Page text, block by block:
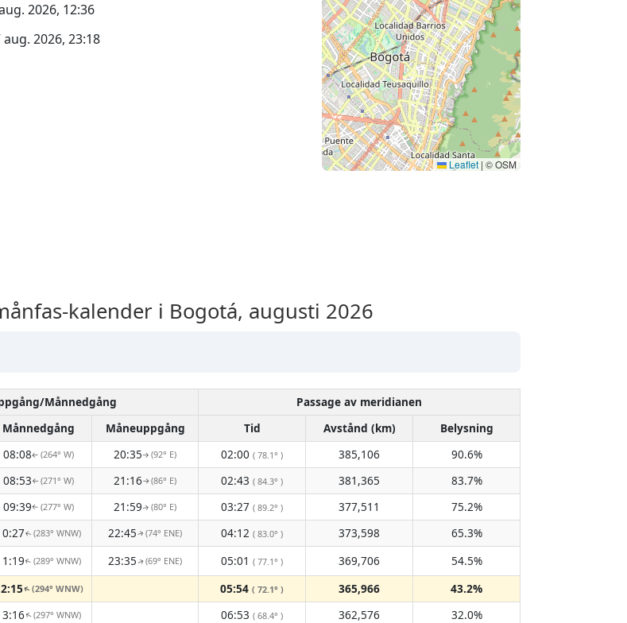
2026, 12:36
aug. 2026, 23:18
Leaflet | © OSM
kalender i Bogotá, augusti 2026
Månnedgång
Passage av meridianen
Månnedgång Måneuppgång Tid Avstånd (km)
Belysning
08:08↑(264° W) 20:35↑(92° E) 02:00 ( 78.1° ) 385,106
90.6%
08:53↑(271° W) 21:16↑(86° E) 02:43 ( 84.3° ) 381,365
83.7%
09:39↑(277° W) 21:59↑(80° E) 03:27 ( 89.2° ) 377,511
75.2%
↑(283° WNW) 22:45↑(74° ENE) 04:12 ( 83.0° ) 373,598
65.3%
↑(289° WNW) 23:35↑(69° ENE) 05:01 ( 77.1° ) 369,706
54.5%
↑(294° WNW) 05:54 ( 72.1° ) 365,966
43.2%
↑(297° WNW) 06:53 ( 68.4° ) 362,576
32.0%